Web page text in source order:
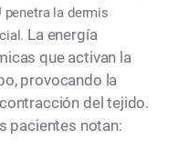
penetra la dermis
La energía
que activan la
provocando la
del tejido.
pacientes notan: